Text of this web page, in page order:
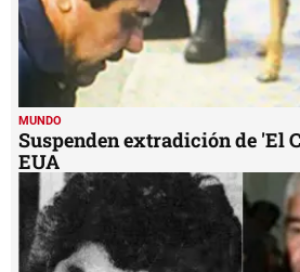
MUNDO
Suspenden extradición de 'El
EUA